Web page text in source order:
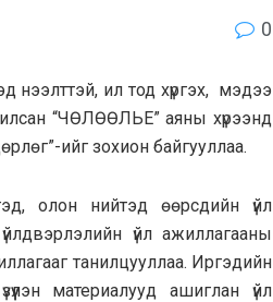
0
нээлттэй, ил тод хүргэх, мэдээ
“ЧӨЛӨӨЛЬЕ” аяны хүрээнд
ийг зохион байгууллаа.
олон нийтэд өөрсдийн үйл
үйл ажиллагааны
танилцууллаа. Иргэдийн
материалууд ашиглан үйл